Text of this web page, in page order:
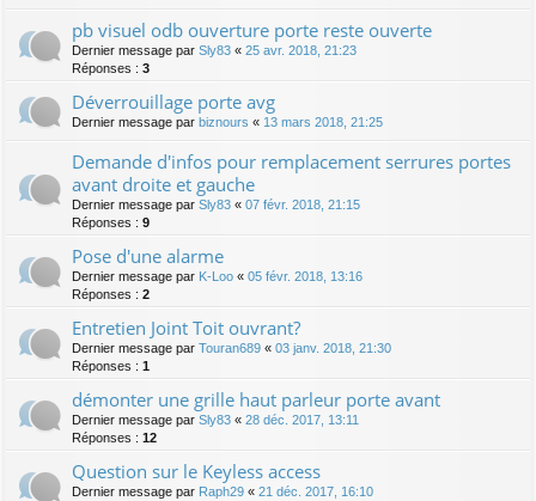
pb visuel odb ouverture porte reste ouverte
Dernier message par Sly83 « 25 avr. 2018, 21:23
Réponses : 3
Déverrouillage porte avg
Dernier message par biznours « 13 mars 2018, 21:25
Demande d'infos pour remplacement serrures portes
avant droite et gauche
Dernier message par Sly83 « 07 févr. 2018, 21:15
Réponses : 9
Pose d'une alarme
Dernier message par K-Loo « 05 févr. 2018, 13:16
Réponses : 2
Entretien Joint Toit ouvrant?
Dernier message par Touran689 « 03 janv. 2018, 21:30
Réponses : 1
démonter une grille haut parleur porte avant
Dernier message par Sly83 « 28 déc. 2017, 13:11
Réponses : 12
Question sur le Keyless access
Dernier message par Raph29 « 21 déc. 2017, 16:10